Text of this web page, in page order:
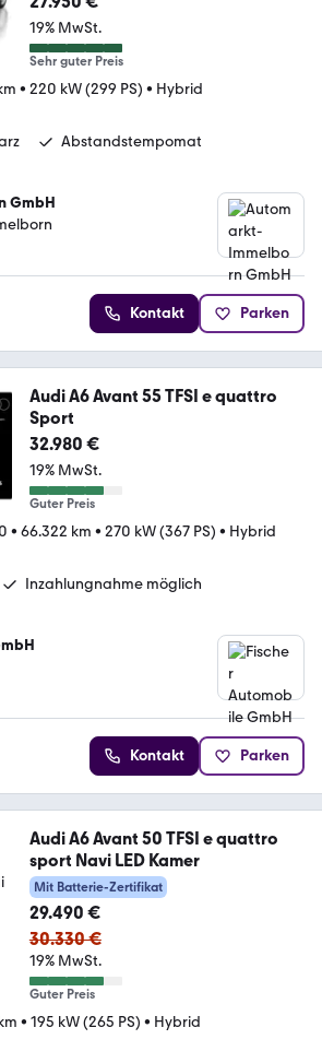
19% MwSt.
Sehr guter Preis
• 220 kW (299 PS) • Hybrid
Abstandstempomat
GmbH
Kontakt Parken
Audi A6 Avant 55 TFSI e quattro
Sport
32.980 €
19% MwSt.
Guter Preis
• 66.322 km • 270 kW (367 PS) • Hybrid
Inzahlungnahme möglich
Kontakt Parken
Audi A6 Avant 50 TFSI e quattro
sport Navi LED Kamer
Mit Batterie-Zertifikat
29.490 €
30.330 €
19% MwSt.
Guter Preis
• 195 kW (265 PS) • Hybrid